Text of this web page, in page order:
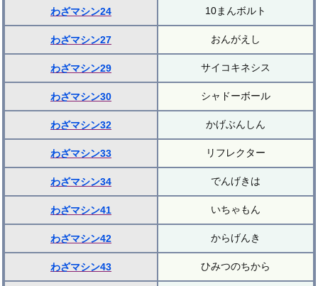
わざマシン24 10まんボルト
わざマシン27 おんがえし
わざマシン29 サイコキネシス
わざマシン30 シャドーボール
わざマシン32 かげぶんしん
わざマシン33 リフレクター
わざマシン34 でんげきは
わざマシン41 いちゃもん
わざマシン42 からげんき
わざマシン43 ひみつのちから